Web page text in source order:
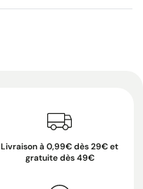
Livraison à 0,99€ dès 29€ et
gratuite dès 49€